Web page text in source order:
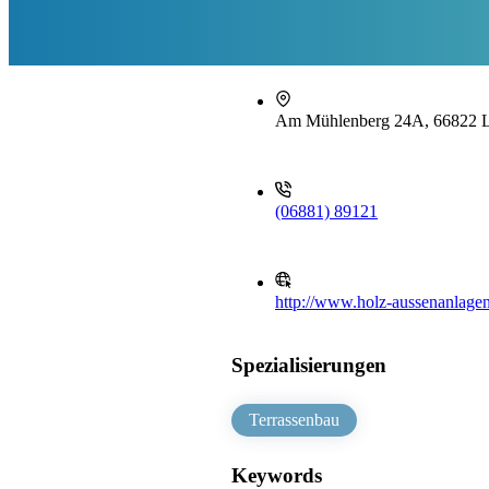
Am Mühlenberg 24A, 66822
(06881) 89121
http://www.holz-
Spezialisierungen
Terrassenbau
Keywords